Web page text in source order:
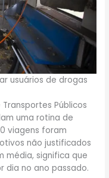
usuários de drogas
Públicos
uma rotina de
viagens foram
não justificados
média, significa que
dia no ano passado.